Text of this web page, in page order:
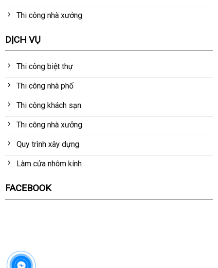
Thi công nhà xưởng
DỊCH VỤ
Thi công biệt thự
Thi công nhà phố
Thi công khách sạn
Thi công nhà xưởng
Quy trình xây dựng
Làm cửa nhôm kính
FACEBOOK